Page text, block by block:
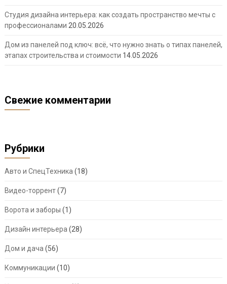
Студия дизайна интерьера: как создать пространство мечты с
профессионалами 20.05.2026
Дом из панелей под ключ: всё, что нужно знать о типах панелей,
этапах строительства и стоимости 14.05.2026
Свежие комментарии
Рубрики
Авто и СпецТехника (18)
Видео-торрент(7)
Ворота и заборы (1)
Дизайн интерьера (28)
Дом и дача (56)
Коммуникации (10)